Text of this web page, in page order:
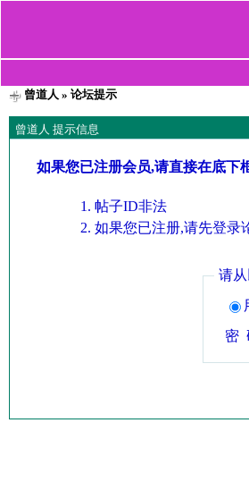
曾道人 » 论坛提示
曾道人 提示信息
如果您已注册会员,请直接在底下
帖子ID非法
如果您已注册,请先登录
请
密